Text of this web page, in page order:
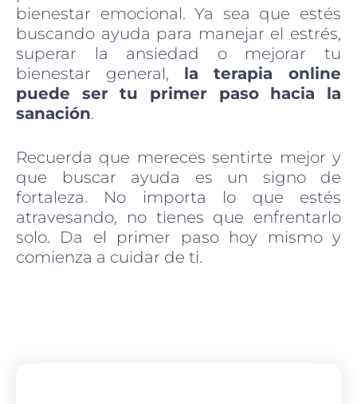
bienestar emocional. Ya sea que estés
buscando ayuda para manejar el estrés,
superar la ansiedad o mejorar tu
bienestar general, la terapia online
puede ser tu primer paso hacia la
sanación.
Recuerda que mereces sentirte mejor y
que buscar ayuda es un signo de
fortaleza. No importa lo que estés
atravesando, no tienes que enfrentarlo
solo. Da el primer paso hoy mismo y
comienza a cuidar de ti.